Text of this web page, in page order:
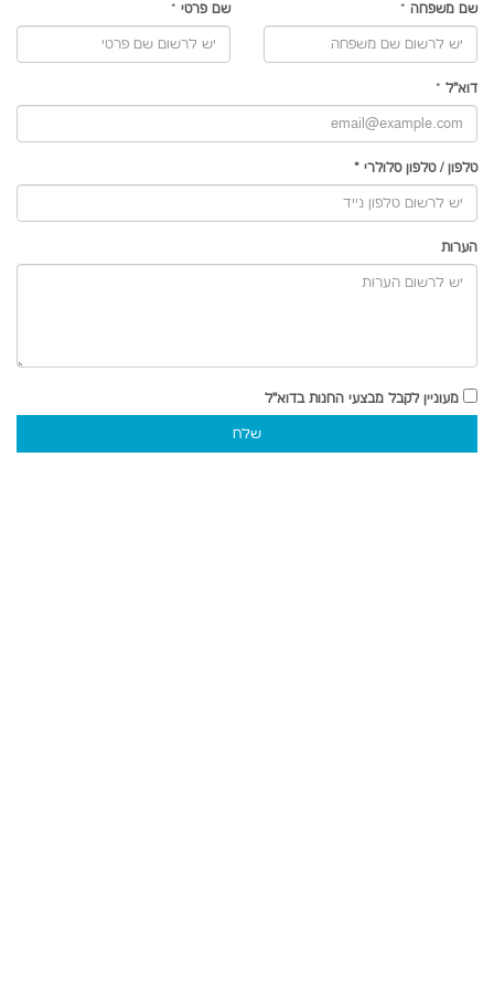
שם פרטי * שם משפחה *
דוא"ל *
טלפון /טלפון סלולרי *
הערות
מעוניין לקבל מבצעי החנות בדוא"ל